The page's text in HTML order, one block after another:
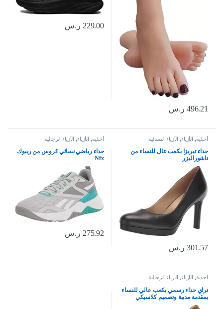
496.21 ر.س
229.00 ر.س
أحذية الأزياء الأزياء النسائية
حذاء تيريزا بكعب عال للنساء من
ناشوراليزر
301.57 ر.س
أحذية الأزياء الأزياء الرجالية
حذاء رياضي نسائي كروس من ريبوك
Nfx
275.92 ر.س
أحذية الأزياء الأزياء الرجالية
تراي حذاء رسمي بكعب عالي للنساء
بمقدمة مدببة وتصميم كلاسيكي
مناسب للمكتب